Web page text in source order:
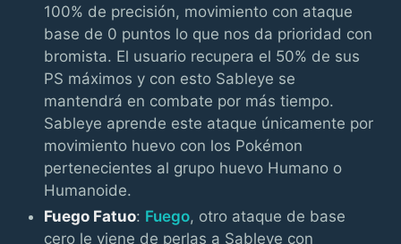
100% de precisión, movimiento con ataque
base de 0 puntos lo que nos da prioridad con
bromista. El usuario recupera el 50% de sus
PS máximos y con esto Sableye se
mantendrá en combate por más tiempo.
Sableye aprende este ataque únicamente por
movimiento huevo con los Pokémon
pertenecientes al grupo huevo Humano o
Humanoide.
Fuego Fatuo: Fuego, otro ataque de base
cero le viene de perlas a Sableye con